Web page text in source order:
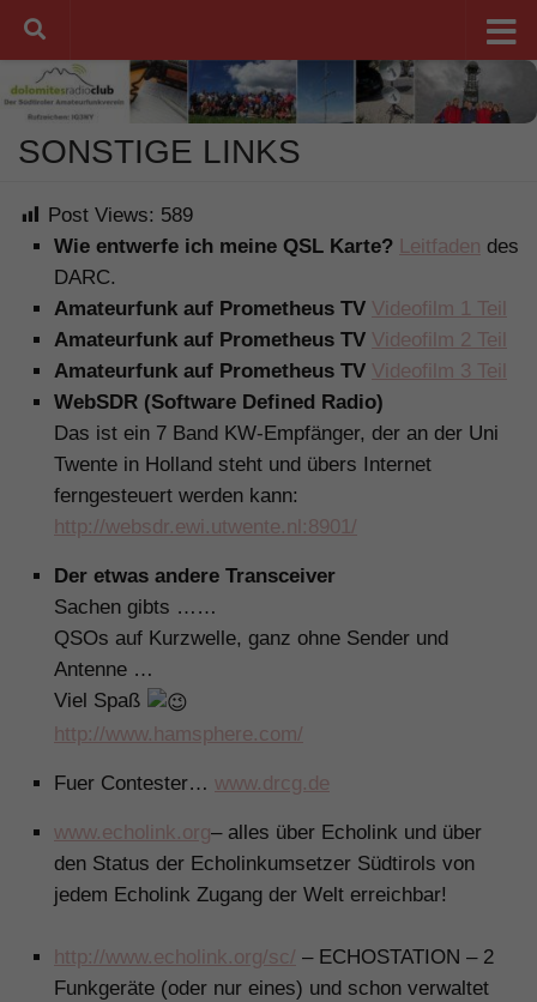
Unter dem Inhalt
SONSTIGE LINKS
Post Views: 589
Wie entwerfe ich meine QSL Karte? Leitfaden des
DARC.
Amateurfunk auf Prometheus TV Videofilm 1 Teil
Amateurfunk auf Prometheus TV Videofilm 2 Teil
Amateurfunk auf Prometheus TV Videofilm 3 Teil
WebSDR (Software Defined Radio)
Das ist ein 7 Band KW-Empfänger, der an der Uni
Twente in Holland steht und übers Internet
ferngesteuert werden kann:
http://websdr.ewi.utwente.nl:8901/
Der etwas andere Transceiver
Sachen gibts ……
QSOs auf Kurzwelle, ganz ohne Sender und
Antenne …
Viel Spaß
http://www.hamsphere.com/
Fuer Contester… www.drcg.de
www.echolink.org– alles über Echolink und über
den Status der Echolinkumsetzer Südtirols von
jedem Echolink Zugang der Welt erreichbar!
http://www.echolink.org/sc/ – ECHOSTATION – 2
Funkgeräte (oder nur eines) und schon verwaltet